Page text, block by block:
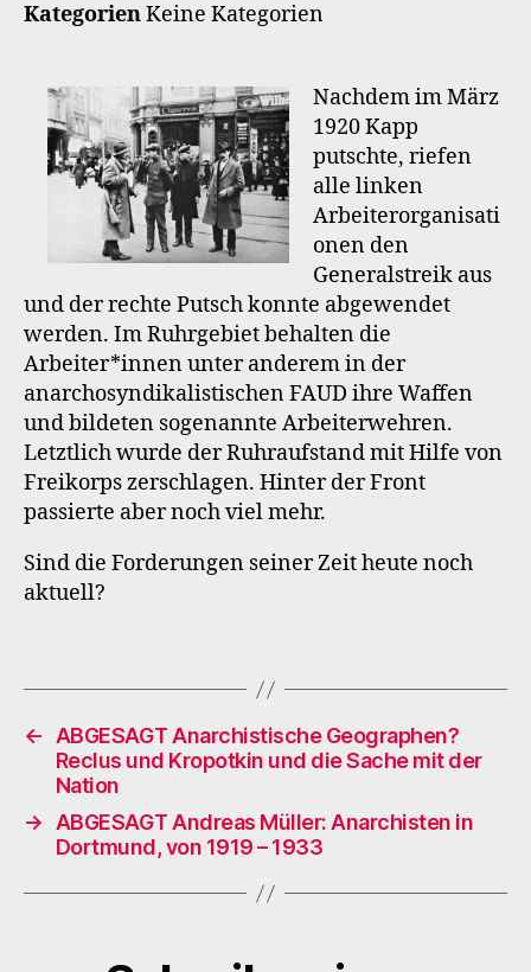
KategorienKeine Kategorien
Nachdem im März
1920 Kapp
putschte, riefen
alle linken
Arbeiterorganisati
onen den
Generalstreik aus
und der rechte Putsch konnte abgewendet
werden. Im Ruhrgebiet behalten die
Arbeiter*innen unter anderem in der
anarchosyndikalistischen FAUD ihre Waffen
und bildeten sogenannte Arbeiterwehren.
Letztlich wurde der Ruhraufstand mit Hilfe von
Freikorps zerschlagen. Hinter der Front
passierte aber noch viel mehr.
Sind die Forderungen seiner Zeit heute noch
aktuell?
← ABGESAGT Anarchistische Geographen?
Reclus und Kropotkin und die Sache mit der
Nation
→ ABGESAGT Andreas Müller: Anarchisten in
Dortmund, von 1919 – 1933